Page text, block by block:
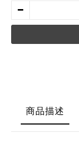
商品描述